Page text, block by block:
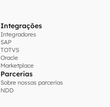
Integrações
Integradores
SAP
TOTVS
Oracle
Marketplace
Parcerias
Sobre nossas parcerias
NDD